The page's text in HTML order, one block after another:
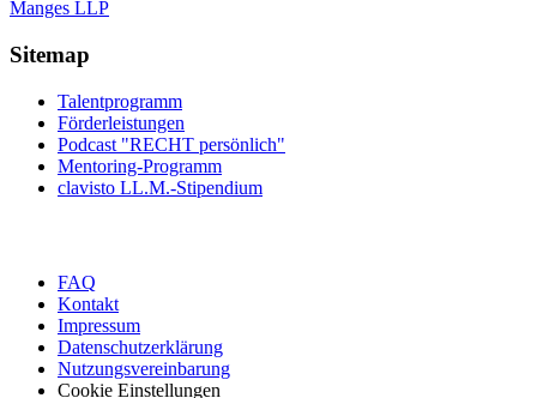
Manges LLP
Sitemap
Talentprogramm
Förderleistungen
Podcast "RECHT persönlich"
Mentoring-Programm
clavisto LL.M.-Stipendium
FAQ
Kontakt
Impressum
Datenschutzerklärung
Nutzungsvereinbarung
Cookie Einstellungen